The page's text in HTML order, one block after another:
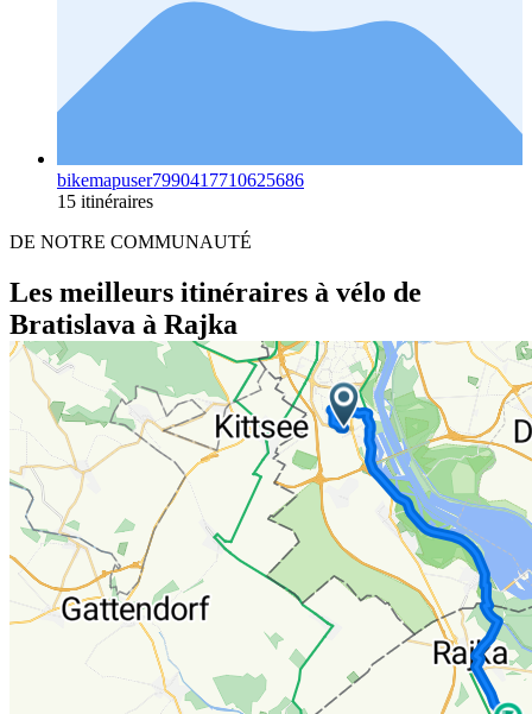
bikemapuser7990417710625686
15 itinéraires
DE NOTRE COMMUNAUTÉ
Les meilleurs itinéraires à vélo de
Bratislava à Rajka